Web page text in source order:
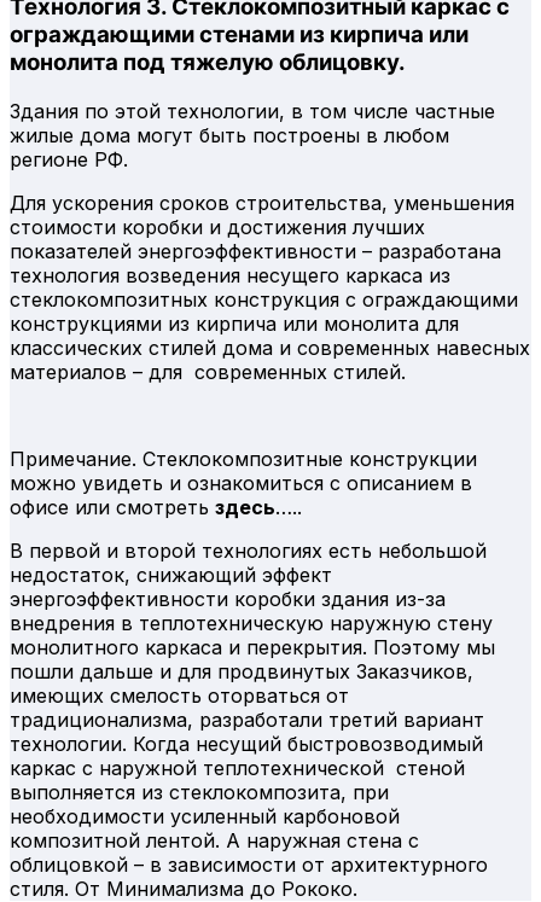
Технология 3. Стеклокомпозитный каркас с
ограждающими стенами из кирпича или
монолита под тяжелую облицовку.
Здания по этой технологии, в том числе частные
жилые дома могут быть построены в любом
регионе РФ.
Для ускорения сроков строительства, уменьшения
стоимости коробки и достижения лучших
показателей энергоэффективности – разработана
технология возведения несущего каркаса из
стеклокомпозитных конструкция с ограждающими
конструкциями из кирпича или монолита для
классических стилей дома и современных навесных
материалов – для современных стилей.
Примечание. Стеклокомпозитные конструкции
можно увидеть и ознакомиться с описанием в
офисе или смотреть здесь…..
В первой и второй технологиях есть небольшой
недостаток, снижающий эффект
энергоэффективности коробки здания из-за
внедрения в теплотехническую наружную стену
монолитного каркаса и перекрытия. Поэтому мы
пошли дальше и для продвинутых Заказчиков,
имеющих смелость оторваться от
традиционализма, разработали третий вариант
технологии. Когда несущий быстровозводимый
каркас с наружной теплотехнической стеной
выполняется из стеклокомпозита, при
необходимости усиленный карбоновой
композитной лентой. А наружная стена с
облицовкой – в зависимости от архитектурного
стиля. От Минимализма до Рококо.